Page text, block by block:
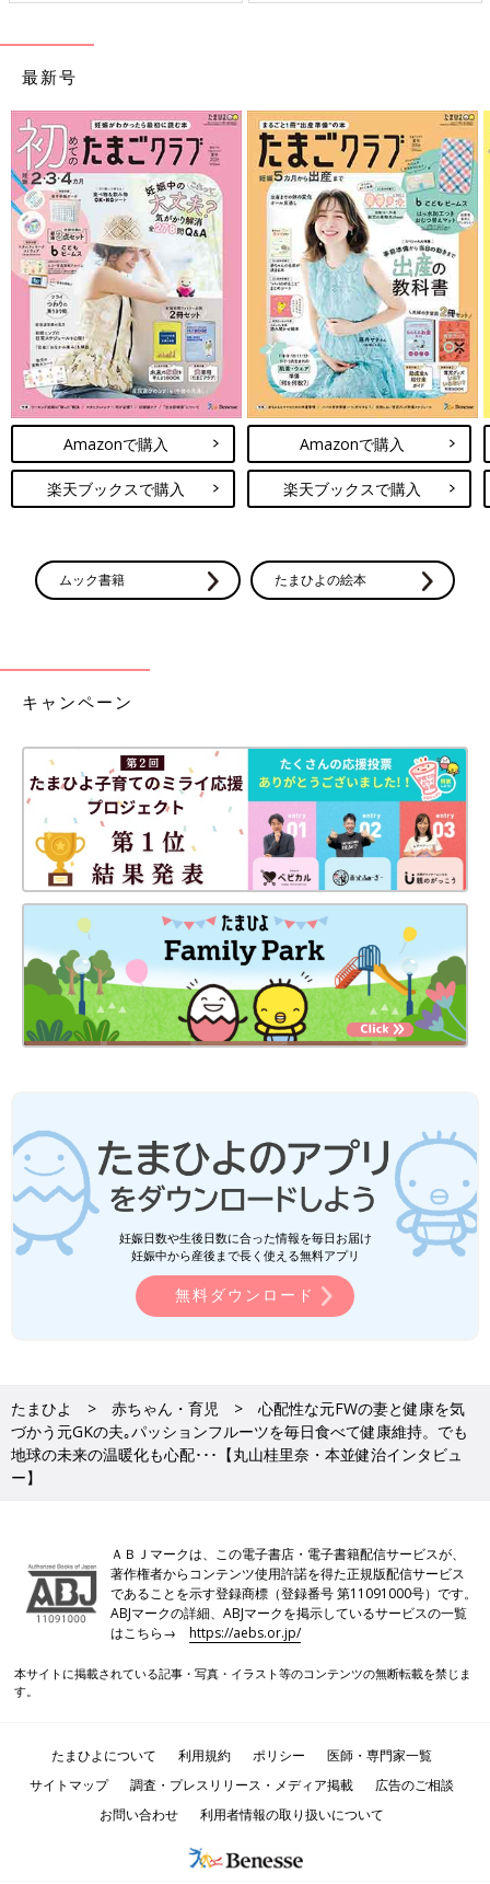
最新号
Amazonで購入
楽天ブックスで購入
Amazonで購入
楽天ブックスで購入
ムック書籍 たまひよの絵本
キャンペーン
妊娠日数や生後日数に合った情報を毎日お届け
妊娠中から産後まで長く使える無料アプリ
無料ダウンロード
たまひよ 赤ちゃん・育児
心配性な元FWの妻と健康を気
づかう元GKの夫｡パッションフルーツを毎日食べて健康維持。でも
地球の未来の温暖化も心配･･･【丸山桂里奈・本並健治インタビュ
ー】
ＡＢＪマークは、この電子書店・電子書籍配信サービスが、
著作権者からコンテンツ使用許諾を得た正規版配信サービス
であることを示す登録商標（登録番号 第11091000号）です。
ABJマークの詳細、ABJマークを掲示しているサービスの一覧
はこちら→https://aebs.or.jp/
本サイトに掲載されている記事・写真・イラスト等のコンテンツの無断転載を禁じま
す。
たまひよについて 利用規約 ポリシー
医師・専門家一覧
サイトマップ
調査・プレスリリース・メディア掲載
広告のご相談
お問い合わせ
利用者情報の取り扱いについて